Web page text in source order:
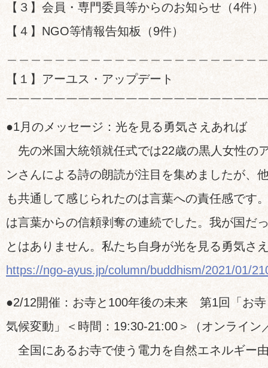
【３】会員・専門委員等からのお知らせ（4件）
【４】NGO等情報告知板（9件）
＿＿＿＿＿＿＿＿＿＿＿＿＿＿＿＿＿＿＿＿＿
【１】アーユス・アップデート
￣￣￣￣￣￣￣￣￣￣￣￣￣￣￣￣￣￣￣￣￣
●1月のメッセージ：光を見る勇気さえあれば
先の米国大統領就任式では22歳の黒人女性の
ンさんによる詩の朗読が注目を集めましたが、
も共通して感じられたのは言葉への責任感です
は言葉からの信頼剥奪の連続でした。我が国だ
とはありません。私たち自身が光を見る勇気さ
https://ngo-ayus.jp/column/buddhism/2021/01/
●2/12開催：お寺と100年後の未来 第1回「お
気候変動」＜時間：19:30-21:00＞（オンライン
全国にあるお寺で使う電力を自然エネルギー